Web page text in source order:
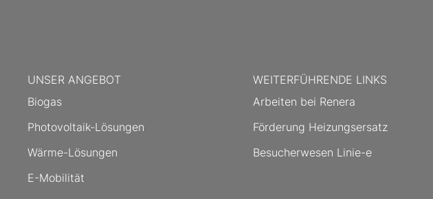
UNSER ANGEBOT
Biogas
Photovoltaik-Lösungen
Wärme-Lösungen
E-Mobilität
WEITERFÜHRENDE LINKS
Arbeiten bei Renera
Förderung Heizungsersatz
Besucherwesen Linie-e